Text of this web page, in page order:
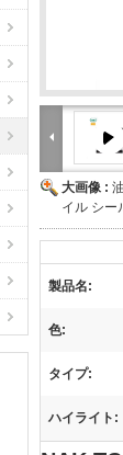
大画像 :
イル シー
製品名:
色:
タイプ:
ハイライト: